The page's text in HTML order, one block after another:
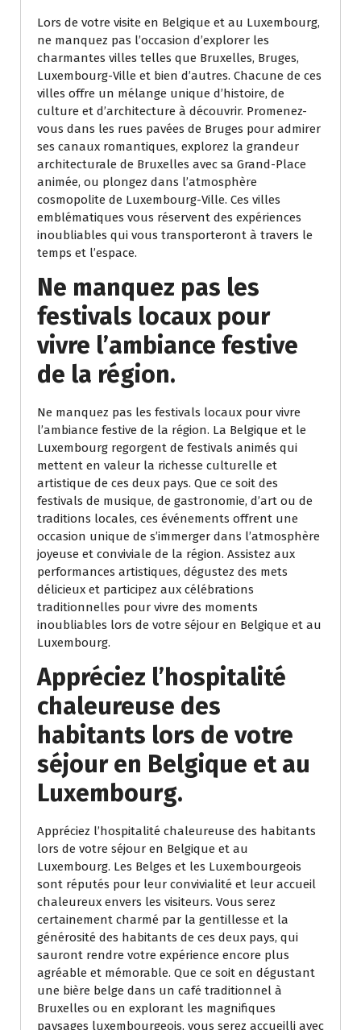
Lors de votre visite en Belgique et au Luxembourg,
ne manquez pas l’occasion d’explorer les
charmantes villes telles que Bruxelles, Bruges,
Luxembourg-Ville et bien d’autres. Chacune de ces
villes offre un mélange unique d’histoire, de
culture et d’architecture à découvrir. Promenez-
vous dans les rues pavées de Bruges pour admirer
ses canaux romantiques, explorez la grandeur
architecturale de Bruxelles avec sa Grand-Place
animée, ou plongez dans l’atmosphère
cosmopolite de Luxembourg-Ville. Ces villes
emblématiques vous réservent des expériences
inoubliables qui vous transporteront à travers le
temps et l’espace.
Ne manquez pas les
festivals locaux pour
vivre l’ambiance festive
de la région.
Ne manquez pas les festivals locaux pour vivre
l’ambiance festive de la région. La Belgique et le
Luxembourg regorgent de festivals animés qui
mettent en valeur la richesse culturelle et
artistique de ces deux pays. Que ce soit des
festivals de musique, de gastronomie, d’art ou de
traditions locales, ces événements offrent une
occasion unique de s’immerger dans l’atmosphère
joyeuse et conviviale de la région. Assistez aux
performances artistiques, dégustez des mets
délicieux et participez aux célébrations
traditionnelles pour vivre des moments
inoubliables lors de votre séjour en Belgique et au
Luxembourg.
Appréciez l’hospitalité
chaleureuse des
habitants lors de votre
séjour en Belgique et au
Luxembourg.
Appréciez l’hospitalité chaleureuse des habitants
lors de votre séjour en Belgique et au
Luxembourg. Les Belges et les Luxembourgeois
sont réputés pour leur convivialité et leur accueil
chaleureux envers les visiteurs. Vous serez
certainement charmé par la gentillesse et la
générosité des habitants de ces deux pays, qui
sauront rendre votre expérience encore plus
agréable et mémorable. Que ce soit en dégustant
une bière belge dans un café traditionnel à
Bruxelles ou en explorant les magnifiques
paysages luxembourgeois, vous serez accueilli avec